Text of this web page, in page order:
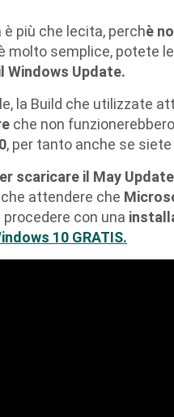
è più che lecita, perchè
molto semplice, potete
Windows Update.
la Build che utilizzate
che non
, per tanto anche se
scaricare il May
attendere che
con una
10 GRATIS.